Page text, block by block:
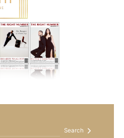
Search